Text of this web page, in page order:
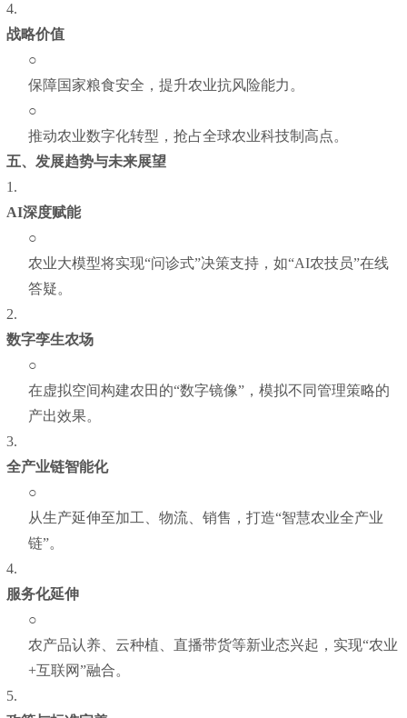
4.
战略价值
○
保障国家粮食安全，提升农业抗风险能力。
○
推动农业数字化转型，抢占全球农业科技制高点。
五、发展趋势与未来展望
1.
AI深度赋能
○
农业大模型将实现“问诊式”决策支持，如“AI农技员”在线
答疑。
2.
数字孪生农场
○
在虚拟空间构建农田的“数字镜像”，模拟不同管理策略的
产出效果。
3.
全产业链智能化
○
从生产延伸至加工、物流、销售，打造“智慧农业全产业
链”。
4.
服务化延伸
○
农产品认养、云种植、直播带货等新业态兴起，实现“农业
+互联网”融合。
5.